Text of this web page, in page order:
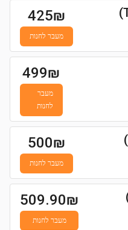
425₪
מעבר לחנות
499₪
מעבר
לחנות
500₪
מעבר לחנות
509.90₪
מעבר לחנות